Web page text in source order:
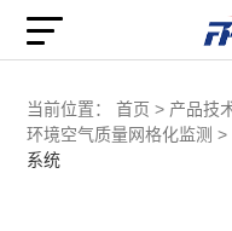
当前位置： 首页 > 产品技
环境空气质量网格化监测 >
系统